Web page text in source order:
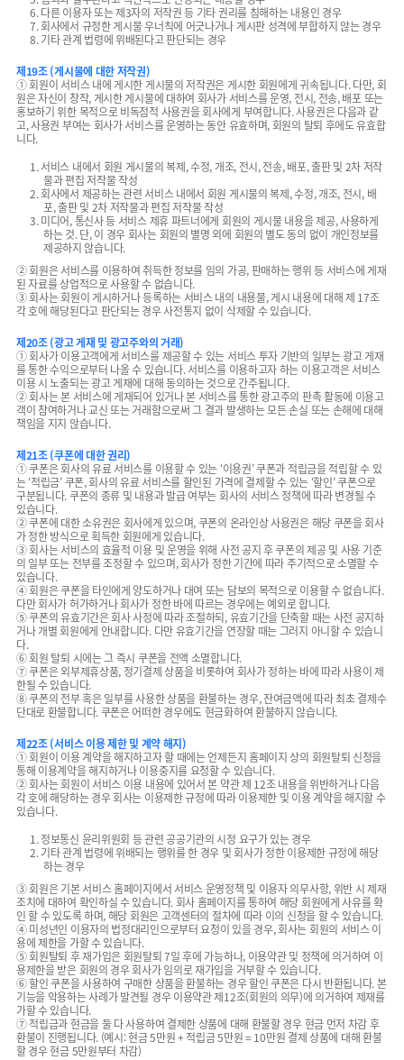
6. 다른 이용자 또는 제3자의 저작권 등 기타 권리를 침해하는 내용인 경우
7. 회사에서 규정한 게시물 우너칙에 어긋나거나 게시판 성격에 부합하지 않는 경우
8. 기타 관계 법령에 위배된다고 판단되는 경우
제19조 (게시물에 대한 저작권)
① 회원이 서비스 내에 게시한 게시물의 저작권은 게시한 회원에게 귀속됩니다. 다만, 회
원은 자신이 창작, 게시한 게시물에 대하여 회사가 서비스를 운영, 전시, 전송, 배포 또는
홍보하기 위한 목적으로 비독점적 사용권을 회사에게 부여합니다. 사용권은 다음과 같
고, 사용권 부여는 회사가 서비스를 운영하는 동안 유효하며, 회원의 탈퇴 후에도 유효합
니다.
1. 서비스 내에서 회원 게시물의 복제, 수정, 개조, 전시, 전송, 배포, 출판 및 2차 저작
물과 편집 저작물 작성
2. 회사에서 제공하는 관련 서비스 내에서 회원 게시물의 복제, 수정, 개조, 전시, 배
포, 출판 및 2차 저작물과 편집 저작물 작성
3. 미디어, 통신사 등 서비스 제휴 파트너에게 회원의 게시물 내용을 제공, 사용하게
하는 것. 단, 이 경우 회사는 회원의 별명 외에 회원의 별도 동의 없이 개인정보를
제공하지 않습니다.
② 회원은 서비스를 이용하여 취득한 정보를 임의 가공, 판매하는 행위 등 서비스에 게재
된 자료를 상업적으로 사용할 수 없습니다.
③ 회사는 회원이 게시하거나 등록하는 서비스 내의 내용물, 게시 내용에 대해 제 17조
각 호에 해당된다고 판단되는 경우 사전통지 없이 삭제할 수 있습니다.
제20조 (광고 게재 및 광고주와의 거래)
① 회사가 이용고객에게 서비스를 제공할 수 있는 서비스 투자 기반의 일부는 광고 게재
를 통한 수익으로부터 나올 수 있습니다. 서비스를 이용하고자 하는 이용고객은 서비스
이용 시 노출되는 광고 게재에 대해 동의하는 것으로 간주됩니다.
② 회사는 본 서비스에 게재되어 있거나 본 서비스를 통한 광고주의 판촉 활동에 이용고
객이 참여하거나 교신 또는 거래함으로써 그 결과 발생하는 모든 손실 또는 손해에 대해
책임을 지지 않습니다.
제21조 (쿠폰에 대한 권리)
① 쿠폰은 회사의 유료 서비스를 이용할 수 있는 ‘이용권’ 쿠폰과 적립금을 적립할 수 있
는 ‘적립금’ 쿠폰, 회사의 유료 서비스를 할인된 가격에 결제할 수 있는 ‘할인’ 쿠폰으로
구분됩니다. 쿠폰의 종류 및 내용과 발급 여부는 회사의 서비스 정책에 따라 변경될 수
있습니다.
② 쿠폰에 대한 소유권은 회사에게 있으며, 쿠폰의 온라인상 사용권은 해당 쿠폰을 회사
가 정한 방식으로 획득한 회원에게 있습니다.
③ 회사는 서비스의 효율적 이용 및 운영을 위해 사전 공지 후 쿠폰의 제공 및 사용 기준
의 일부 또는 전부를 조정할 수 있으며, 회사가 정한 기간에 따라 주기적으로 소멸할 수
있습니다.
④ 회원은 쿠폰을 타인에게 양도하거나 대여 또는 담보의 목적으로 이용할 수 없습니다.
다만 회사가 허가하거나 회사가 정한 바에 따르는 경우에는 예외로 합니다.
⑤ 쿠폰의 유효기간은 회사 사정에 따라 조절하되, 유효기간을 단축할 때는 사전 공지하
거나 개별 회원에게 안내합니다. 다만 유효기간을 연장할 때는 그러지 아니할 수 있습니
다.
⑥ 회원 탈퇴 시에는 그 즉시 쿠폰을 전액 소멸합니다.
⑦ 쿠폰은 외부제휴상품, 정기결제 상품을 비롯하여 회사가 정하는 바에 따라 사용이 제
한될 수 있습니다.
⑧ 쿠폰의 전부 혹은 일부를 사용한 상품을 환불하는 경우, 잔여금액에 따라 최초 결제수
단대로 환불합니다. 쿠폰은 어떠한 경우에도 현금화하여 환불하지 않습니다.
제22조 (서비스 이용 제한 및 계약 해지)
① 회원이 이용 계약을 해지하고자 할 때에는 언제든지 홈페이지 상의 회원탈퇴 신청을
통해 이용계약을 해지하거나 이용중지를 요청할 수 있습니다.
② 회사는 회원이 서비스 이용 내용에 있어서 본 약관 제 12조 내용을 위반하거나 다음
각 호에 해당하는 경우 회사는 이용제한 규정에 따라 이용제한 및 이용 계약을 해지할 수
있습니다.
1. 정보통신 윤리위원회 등 관련 공공기관의 시정 요구가 있는 경우
2. 기타 관계 법령에 위배되는 행위를 한 경우 및 회사가 정한 이용제한 규정에 해당
하는 경우
③ 회원은 기본 서비스 홈페이지에서 서비스 운영정책 및 이용자 의무사항, 위반 시 제재
조치에 대하여 확인하실 수 있습니다. 회사 홈페이지를 통하여 해당 회원에게 사유를 확
인 할 수 있도록 하며, 해당 회원은 고객센터의 절차에 따라 이의 신청을 할 수 있습니다.
④ 미성년인 이용자의 법정대리인으로부터 요청이 있을 경우, 회사는 회원의 서비스 이
용에 제한을 가할 수 있습니다.
⑤ 회원탈퇴 후 재가입은 회원탈퇴 7일 후에 가능하나, 이용약관 및 정책에 의거하여 이
용제한을 받은 회원의 경우 회사가 임의로 재가입을 거부할 수 있습니다.
⑥ 할인 쿠폰을 사용하여 구매한 상품을 환불하는 경우 할인 쿠폰은 다시 반환됩니다. 본
기능을 악용하는 사례가 발견될 경우 이용약관 제12조(회원의 의무)에 의거하여 제재를
가할 수 있습니다.
⑦ 적립금과 현금을 둘 다 사용하여 결제한 상품에 대해 환불할 경우 현금 먼저 차감 후
환불이 진행됩니다. (예시: 현금 5만원 + 적립금 5만원 = 10만원 결제 상품에 대해 환불
할 경우 현금 5만원부터 차감)